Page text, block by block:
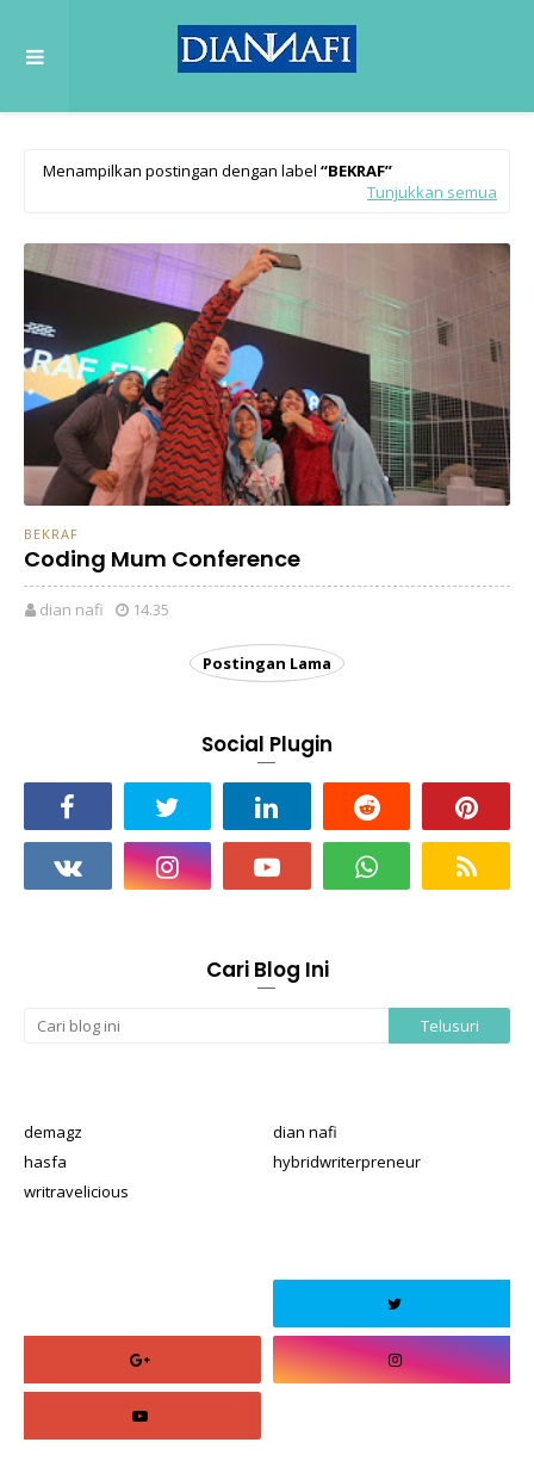
Menampilkan postingan dengan label
BEKRAF
Tunjukkan semua
BEKRAF
Coding Mum Conference
dian nafi 14.35
Postingan Lama
Social Plugin
Cari Blog Ini
demagz
dian nafi
hasfa
hybridwriterpreneur
writravelicious